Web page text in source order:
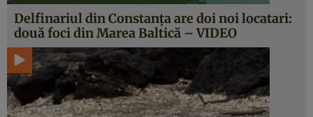
Delfinariul din Constanţa are doi noi locatari:
două foci din Marea Baltică – VIDEO